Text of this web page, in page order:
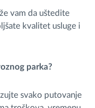
že vam da uštedite
kvalitet usluge i
parka?
svako putovanje